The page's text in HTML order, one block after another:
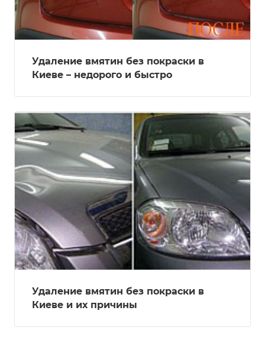
Удаление вмятин без покраски в
Киеве – недорого и быстро
Удаление вмятин без покраски в
Киеве и их причины